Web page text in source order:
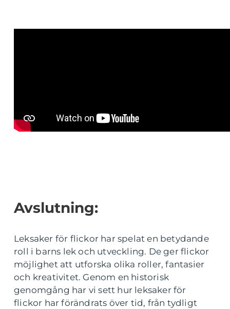
Avslutning:
Leksaker för flickor har spelat en betydande
roll i barns lek och utveckling. De ger flickor
möjlighet att utforska olika roller, fantasier
och kreativitet. Genom en historisk
genomgång har vi sett hur leksaker för
flickor har förändrats över tid, från tydligt